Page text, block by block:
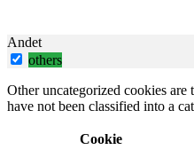
Andet
others
Other uncategorized cookies are
have not been classified into a
Cookie